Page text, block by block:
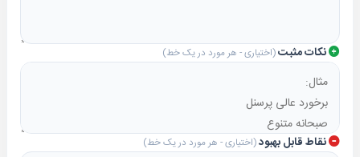
نکات مثبت(اختیاری - هر مورد در یک خط)
نقاط قابل بهبود(اختیاری - هر مورد در یک خط)